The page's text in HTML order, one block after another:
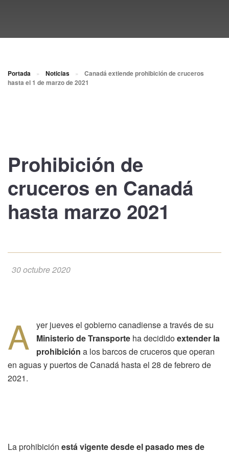
Portada » Noticias »
Canadá extiende prohibición de cruceros
hasta el 1 de marzo de 2021
Prohibición de
cruceros en Canadá
hasta marzo 2021
30 octubre 2020
A
yer jueves el gobierno canadiense a través de su
Ministerio de Transporteha decididoextender la
prohibición a los barcos de cruceros que operan
en aguas y puertos de Canadá hasta el 28 de febrero de
2021.
La prohibición está vigente desde el pasado mes de